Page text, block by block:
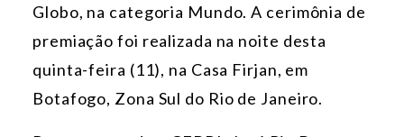
Globo, na categoria Mundo. A cerimônia de
premiação foi realizada na noite desta
quinta-feira (11), na Casa Firjan, em
Botafogo, Zona Sul do Rio de Janeiro.